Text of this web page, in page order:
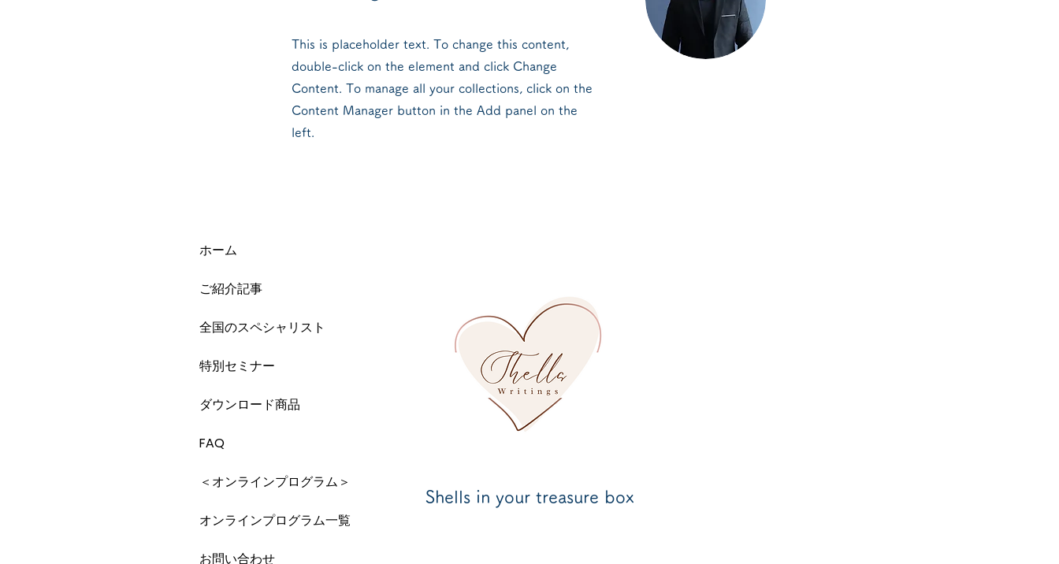
This is placeholder text. To change this content,
double-click on the element and click Change
Content. To manage all your collections, click on the
Content Manager button in the Add panel on the
left.
ホーム
ご紹介記事
全国のスペシャリスト
特別セミナー
ダウンロード商品
FAQ
＜オンラインプログラム＞
オンラインプログラム一覧
お問い合わせ
Shells in your treasure box